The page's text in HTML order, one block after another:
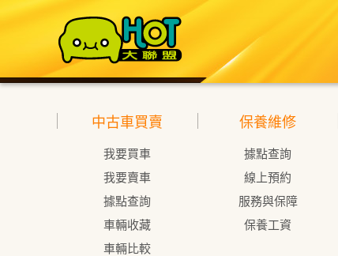
中古車買賣
我要買車
我要賣車
據點查詢
車輛收藏
車輛比較
保養維修
據點查詢
線上預約
服務與保障
保養工資